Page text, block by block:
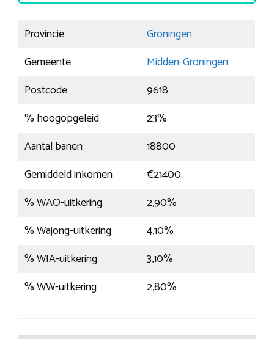
Provincie
Groningen
Gemeente
Midden-Groningen
Postcode
9618
% hoogopgeleid
23%
Aantal banen
18800
Gemiddeld inkomen
€21400
% WAO-uitkering
2,90%
% Wajong-uitkering
4,10%
% WIA-uitkering
3,10%
% WW-uitkering
2,80%